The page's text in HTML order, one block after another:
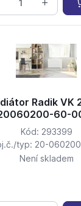
Radik
60-
Kód: 293399
typ: 20-
Není skladem